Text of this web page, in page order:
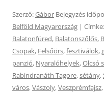
Szerző:Gábor Bejegyzés
Belföld Magyarország | Címke:
Balatonfüred, Balatonszőlős,
Csopak, Felsőörs,fesztiválok,
panzió, Nyaralóhelyek,Olcsó
Rabindranáth Tagore,sétány,
város,Vászoly,Veszprémfajsz,